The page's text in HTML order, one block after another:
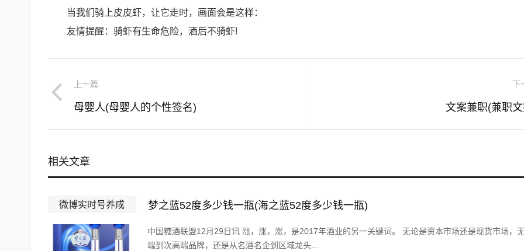
当我们骑上皮皮虾，让它走时，画面会是这样：
友情提醒：骑虾有生命危险，酒后不骑虾!
上一篇
母婴人(母婴人的个性签名)
下
文案兼职(兼职
相关文章
微博实时号养成 梦之蓝52度多少钱一瓶(海之蓝52度多少钱一瓶)
中国糖酒联盟12月29日讯 涨，涨，涨，是2017年酒业的另一关键词。 无论是资本市场还是现货市场，
端到次高端品牌，还是从名酒名企到区域龙头...